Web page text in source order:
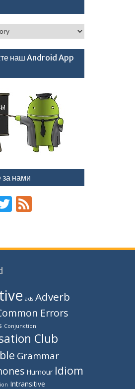
наш Android App
за нами
T
er
F
d
ads Adverb
Errors
Conjunction
Club
Grammar
Humour Idiom
Intransitive